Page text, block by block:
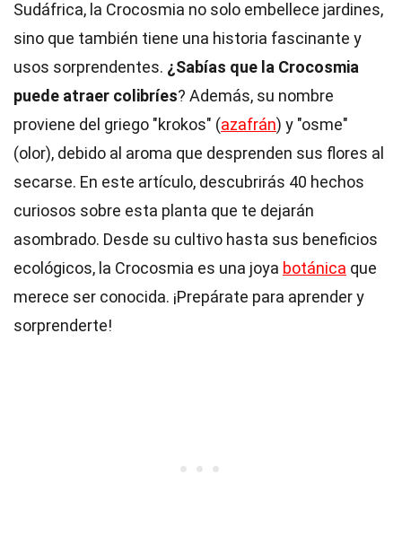
Sudáfrica, la Crocosmia no solo embellece jardines,
sino que también tiene una historia fascinante y
usos sorprendentes. ¿Sabías que la Crocosmia
puede atraer colibríes? Además, su nombre
proviene del griego "krokos" (azafrán) y "osme"
(olor), debido al aroma que desprenden sus flores al
secarse. En este artículo, descubrirás 40 hechos
curiosos sobre esta planta que te dejarán
asombrado. Desde su cultivo hasta sus beneficios
ecológicos, la Crocosmia es una joya botánica que
merece ser conocida. ¡Prepárate para aprender y
sorprenderte!